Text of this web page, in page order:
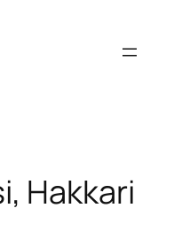
Hakkari